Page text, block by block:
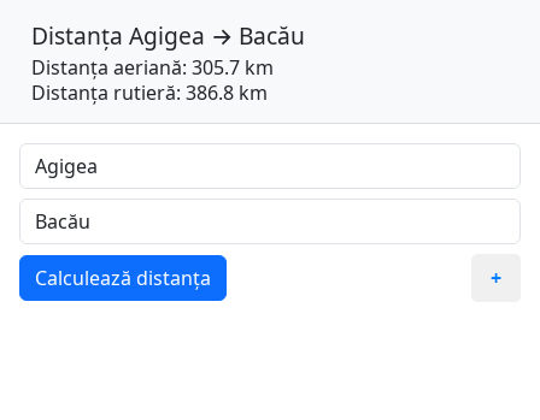
Distanța Agigea → Bacău
Distanța aeriană: 305.7 km
Distanța rutieră: 386.8 km
Calculează distanța +